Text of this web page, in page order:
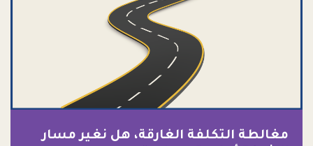
مغالطة التكلفة الغارقة، هل نغير مسار